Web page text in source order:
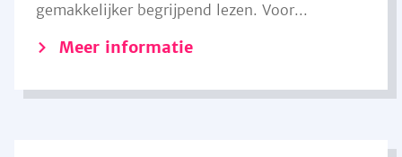
gemakkelijker begrijpend lezen. Voor...
Meer informatie